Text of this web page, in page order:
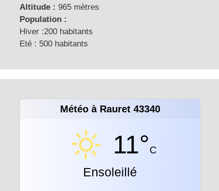
Altitude : 965 mètres
Population :
Hiver :200 habitants
Eté : 500 habitants
Météo à Rauret 43340
11°C
Ensoleillé